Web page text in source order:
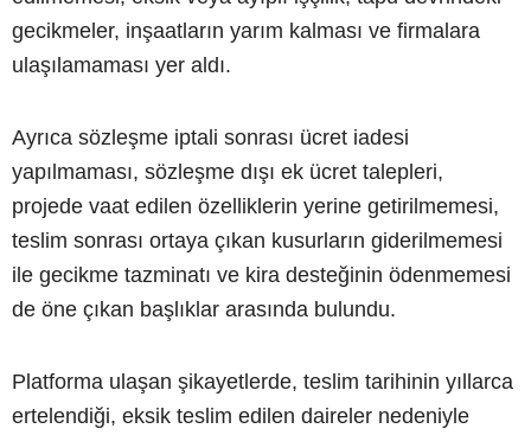
gecikmeler, inşaatların yarım kalması ve firmalara
ulaşılamaması yer aldı.
Ayrıca sözleşme iptali sonrası ücret iadesi
yapılmaması, sözleşme dışı ek ücret talepleri,
projede vaat edilen özelliklerin yerine getirilmemesi,
teslim sonrası ortaya çıkan kusurların giderilmemesi
ile gecikme tazminatı ve kira desteğinin ödenmemesi
de öne çıkan başlıklar arasında bulundu.
Platforma ulaşan şikayetlerde, teslim tarihinin yıllarca
ertelendiği, eksik teslim edilen daireler nedeniyle